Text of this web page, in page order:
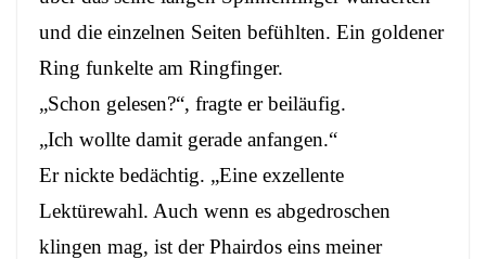
und die einzelnen Seiten befühlten. Ein goldener
Ring funkelte am Ringfinger.
„Schon gelesen?“, fragte er beiläufig.
„Ich wollte damit gerade anfangen.“
Er nickte bedächtig. „Eine exzellente
Lektürewahl. Auch wenn es abgedroschen
klingen mag, ist der Phairdos eins meiner